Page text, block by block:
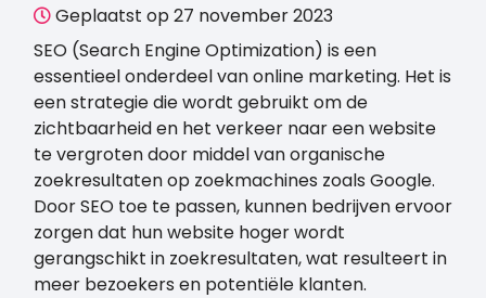
Geplaatst op 27 november 2023
SEO (Search Engine Optimization) is een
essentieel onderdeel van online marketing. Het is
een strategie die wordt gebruikt om de
zichtbaarheid en het verkeer naar een website
te vergroten door middel van organische
zoekresultaten op zoekmachines zoals Google.
Door SEO toe te passen, kunnen bedrijven ervoor
zorgen dat hun website hoger wordt
gerangschikt in zoekresultaten, wat resulteert in
meer bezoekers en potentiële klanten.